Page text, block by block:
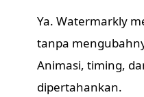
Ya. Watermarkly
tanpa
Animasi, timing,
dipertahankan.